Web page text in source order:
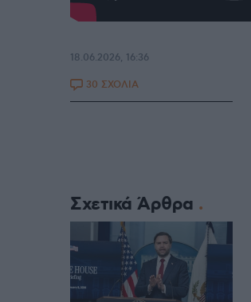
18.06.2026, 16:36
30 ΣΧΟΛΙΑ
Σχετικά Άρθρα